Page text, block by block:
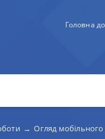
Головна
→ Огляд мобільного